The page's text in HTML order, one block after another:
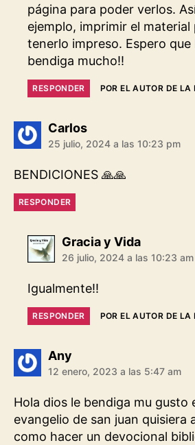
página para poder verlos.
ejemplo, imprimir el material
tenerlo impreso. Espero que
bendiga mucho!!
RESPONDER POR EL AUTOR DE LA
Carlosdice:
25 julio, 2024 a las 10:23 pm
BENDICIONES 🙏🙏
RESPONDER
Gracia y Vidadice:
26 julio, 2024 a las 10:23 am
Igualmente!!
RESPONDER POR EL AUTOR DE LA
Any
12 enero, 2023 a las 5:47 am
Hola dios le bendiga mu gusto
evangelio de san juan quisiera
como hacer un devocional